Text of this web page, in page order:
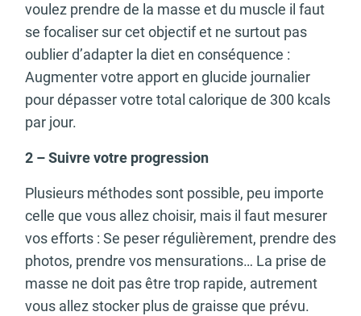
voulez prendre de la masse et du muscle il faut
se focaliser sur cet objectif et ne surtout pas
oublier d’adapter la diet en conséquence :
Augmenter votre apport en glucide journalier
pour dépasser votre total calorique de 300 kcals
par jour.
2 – Suivre votre progression
Plusieurs méthodes sont possible, peu importe
celle que vous allez choisir, mais il faut mesurer
vos efforts : Se peser régulièrement, prendre des
photos, prendre vos mensurations… La prise de
masse ne doit pas être trop rapide, autrement
vous allez stocker plus de graisse que prévu.